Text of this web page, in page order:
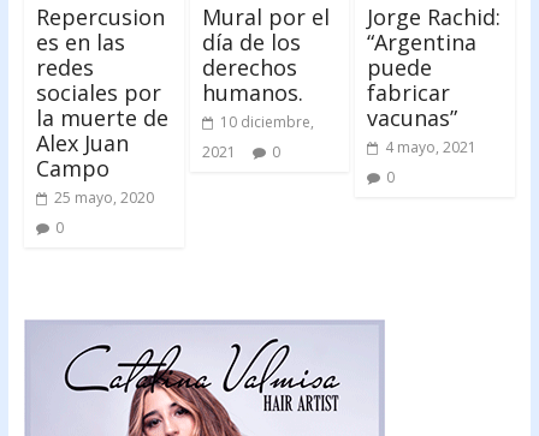
Repercusion
es en las
redes
sociales por
la muerte de
Alex Juan
Campo
25 mayo, 2020
0
Mural por el
día de los
derechos
humanos.
10 diciembre,
2021
0
Jorge Rachid:
“Argentina
puede
fabricar
vacunas”
4 mayo, 2021
0